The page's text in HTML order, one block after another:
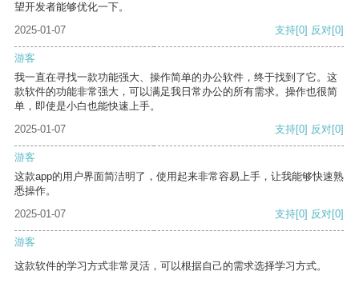
望开发者能够优化一下。
2025-01-07
支持[0] 反对[0]
游客
我一直在寻找一款功能强大、操作简单的办公软件，终于找到了它。这
款软件的功能非常强大，可以满足我日常办公的所有需求。操作也很简
单，即使是小白也能快速上手。
2025-01-07
支持[0] 反对[0]
游客
这款app的用户界面简洁明了，使用起来非常容易上手，让我能够快速熟
悉操作。
2025-01-07
支持[0] 反对[0]
游客
这款软件的学习方式非常灵活，可以根据自己的需求选择学习方式。